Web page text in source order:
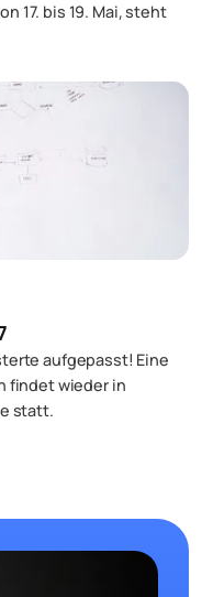
17. bis 19. Mai, steht
aufgepasst! Eine
findet wieder in
statt.